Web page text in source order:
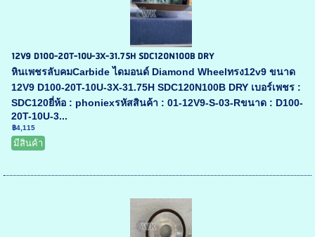
12V9 D100-20T-10U-3X-31.75H SDC120N100B DRY
หินเพชรลับคมCarbide ไดมอนด์ Diamond Wheelทรง12v9 ขนาด
12V9 D100-20T-10U-3X-31.75H SDC120N100B DRY เบอร์เพชร :
SDC120ยี่ห้อ : phoniexรหัสสินค้า : 01-12V9-S-03-Rขนาด : D100-
20T-10U-3...
฿4,115
มีสินค้า